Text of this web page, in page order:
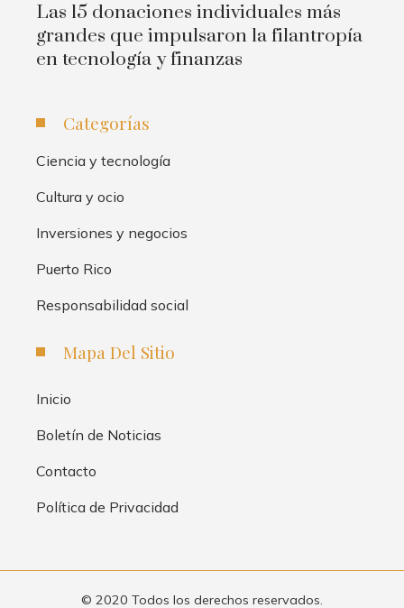
Las 15 donaciones individuales más
grandes que impulsaron la filantropía
en tecnología y finanzas
Categorías
Ciencia y tecnología
Cultura y ocio
Inversiones y negocios
Puerto Rico
Responsabilidad social
Mapa Del Sitio
Inicio
Boletín de Noticias
Contacto
Política de Privacidad
© 2020 Todos los derechos reservados.